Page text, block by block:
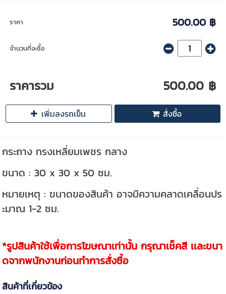
ราคา 500.00 ฿
จำนวนที่จะซื้อ
ราคารวม 500.00 ฿
เพิ่มลงรถเข็น สั่งซื้อ
กระถาง ทรงเหลี่ยมเพชร กลาง
ขนาด : 30 x 30 x 50 ซม.
หมายเหตุ : ขนาดของสินค้า อาจมีความคลาดเคลื่อนปร
ะมาณ 1-2 ซม.
*รูปสินค้าใช้เพื่อการโฆษณาเท่านั้น กรุณาเช็คสี เเละขนา
ดจากพนักงานก่อนทำการสั่งซื้อ
สินค้าที่เกี่ยวข้อง